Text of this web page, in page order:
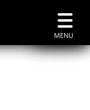
MENU